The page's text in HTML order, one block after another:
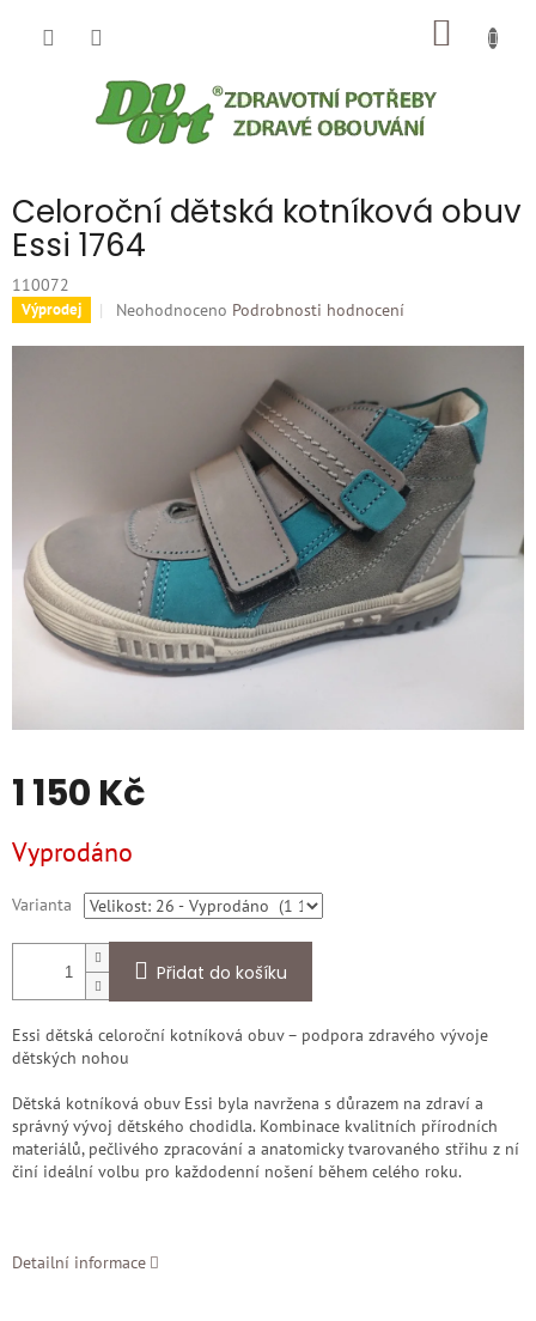
Celoroční dětská kotníková obuv
Essi 1764
110072
Výprodej
Průměrné
Neohodnoceno Podrobnosti hodnocení
1 150 Kč
cena:
Vyprodáno
Varianta
Přidat do košíku
Essi dětská celoroční kotníková obuv – podpora zdravého vývoje
dětských nohou
Dětská kotníková obuv Essi byla navržena s důrazem na zdraví a
správný vývoj dětského chodidla. Kombinace kvalitních přírodních
materiálů, pečlivého zpracování a anatomicky tvarovaného střihu z ní
činí ideální volbu pro každodenní nošení během celého roku.
Detailní informace